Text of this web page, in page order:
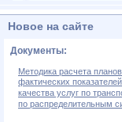
Новое на сайте
Документы:
Методика расчета
фактических
качества услуг по
по распределительным